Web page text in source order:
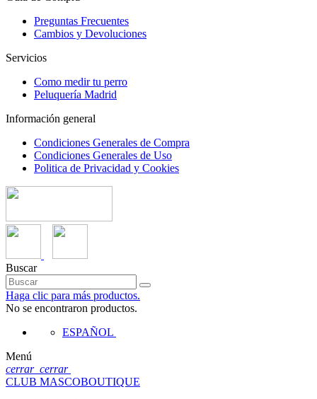
Preguntas Frecuentes
Cambios y Devoluciones
Servicios
Como medir tu perro
Peluquería Madrid
Información general
Condiciones Generales de Compra
Condiciones Generales de Uso
Politica de Privacidad y Cookies
Buscar
Haga clic para más productos.
No se encontraron productos.
ESPAÑOL
Menú
cerrar cerrar
CLUB MASCOBOUTIQUE